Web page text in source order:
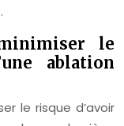
le
ablation
le risque d’avoir